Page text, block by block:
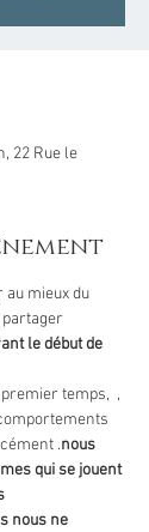
22 Rue le
mieux du
le début de
temps, ,
.nous
qui se jouent
nous ne